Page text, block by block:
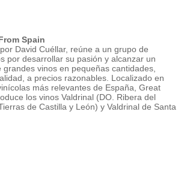
Spain
David Cuéllar, reúne a un grupo de
por desarrollar su pasión y alcanzar un
vinos en pequeñas cantidades,
a precios razonables. Localizado en
más relevantes de España, Great
los vinos Valdrinal (DO. Ribera del
de Castilla y León) y Valdrinal de Santa